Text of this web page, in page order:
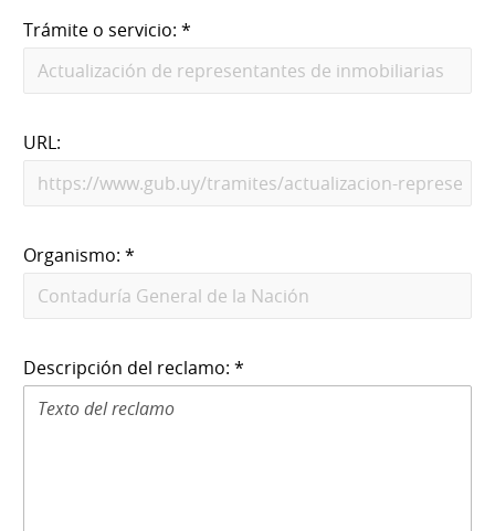
Trámite o servicio: *
URL:
Organismo: *
Descripción del reclamo: *